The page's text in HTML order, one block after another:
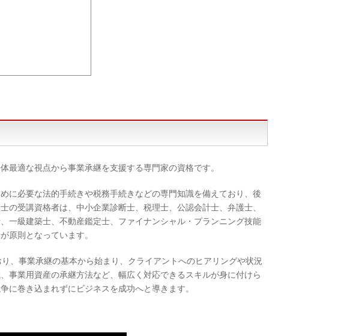
最適な視点から事業承継を支援する専門家の資格です。
に必要な法的手続きや税務手続きなどの専門知識を備えており、後
の受講資格者は、中小企業診断士、税理士、公認会計士、弁護士、
一級建築士、不動産鑑定士、ファイナンシャル・プランニング技能
原則となっています。
、事業承継の基本から始まり、クライアントへのヒアリングや状況
事業用資産の承継方法など、幅広く対応できるスキルが身に付けら
に巻き込まれずにビジネスを成功へと導きます。